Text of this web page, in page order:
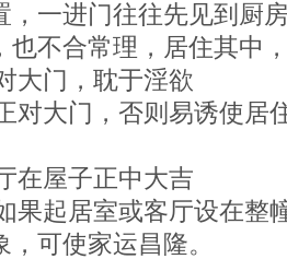
，一进门往往先见到厨
也不合常理，居住其中
大门，耽于淫欲
对大门，否则易诱使居
在屋子正中大吉
果起居室或客厅设在整
可使家运昌隆。